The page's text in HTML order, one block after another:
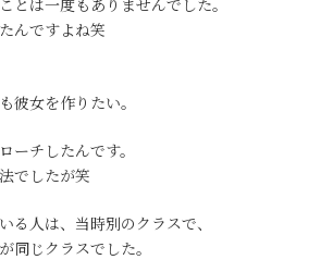
とは一度もありませんでした。
んですよね笑
彼女を作りたい。
ーチしたんです。
でしたが笑
る人は、当時別のクラスで、
同じクラスでした。